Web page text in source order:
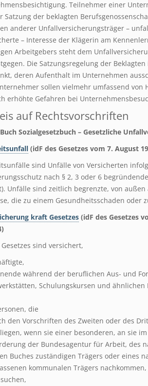
Teilnehmer einer
Satzung der beklagten
anderer Unfallversicherungsträger –
– Interesse der Klägerin am
Arbeitgebers steht dem
Die Satzungsregelung der
deren Aufenthalt im Unternehmen
sollen vielmehr umfassend von
erhöhte Gefahren bei
auf Rechtsvorschriften
Sozialgesetzbuch – Gesetzliche
(idF des Gesetzes vom 7. August
sind Unfälle von Versicherten
nach § 2, 3 oder 6
Unfälle sind zeitlich begrenzte, von
die zu einem Gesundheitsschaden oder
kraft Gesetzes (idF des Gesetzes
sind versichert,
während der beruflichen Aus- und
Schulungskursen und ähnlichen
die
den Vorschriften des Zweiten oder des
wenn sie einer besonderen, an sie
der Bundesagentur für Arbeit, des
Buches zuständigen Trägers oder eines
kommunalen Trägers